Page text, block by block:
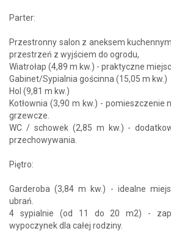
Parter:
Przestronny salon z aneksem
przestrzeń z wyjściem do ogrodu,
Wiatrołap (4,89 m kw.) - praktyczne
Gabinet/Sypialnia gościnna (15,05 m kw.)
Hol (9,81 m kw.)
Kotłownia (3,90 m kw.) - pomieszczenie
grzewcze.
WC / schowek (2,85 m kw.) -
przechowywania.
Piętro:
Garderoba (3,84 m kw.) - idealne
ubrań.
4 sypialnie (od 11 do 20 m2) -
wypoczynek dla całej rodziny.